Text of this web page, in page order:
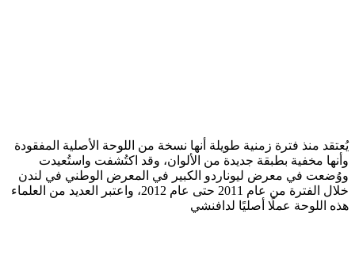
يُعتقد منذ فترة زمنية طويلة أنها نسخة من اللوحة الأصلية المفقودة
وأنها مخفية بطبقة جديدة من الألوان، وقد اكتُشفت واستُعيدت
ووُضعت في معرض ليوناردو الكبير في المعرض الوطني في لندن
خلال الفترة من عام 2011 حتى عام 2012، واعتبر العديد من العلماء
هذه اللوحة عملًا أصليًا لدافنشي